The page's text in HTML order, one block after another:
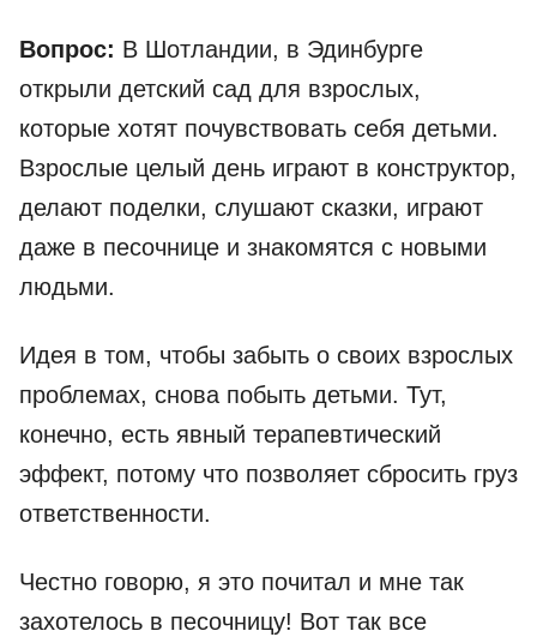
Вопрос: В Шотландии, в Эдинбурге
открыли детский сад для взрослых,
которые хотят почувствовать себя детьми.
Взрослые целый день играют в конструктор,
делают поделки, слушают сказки, играют
даже в песочнице и знакомятся с новыми
людьми.
Идея в том, чтобы забыть о своих взрослых
проблемах, снова побыть детьми. Тут,
конечно, есть явный терапевтический
эффект, потому что позволяет сбросить груз
ответственности.
Честно говорю, я это почитал и мне так
захотелось в песочницу! Вот так все